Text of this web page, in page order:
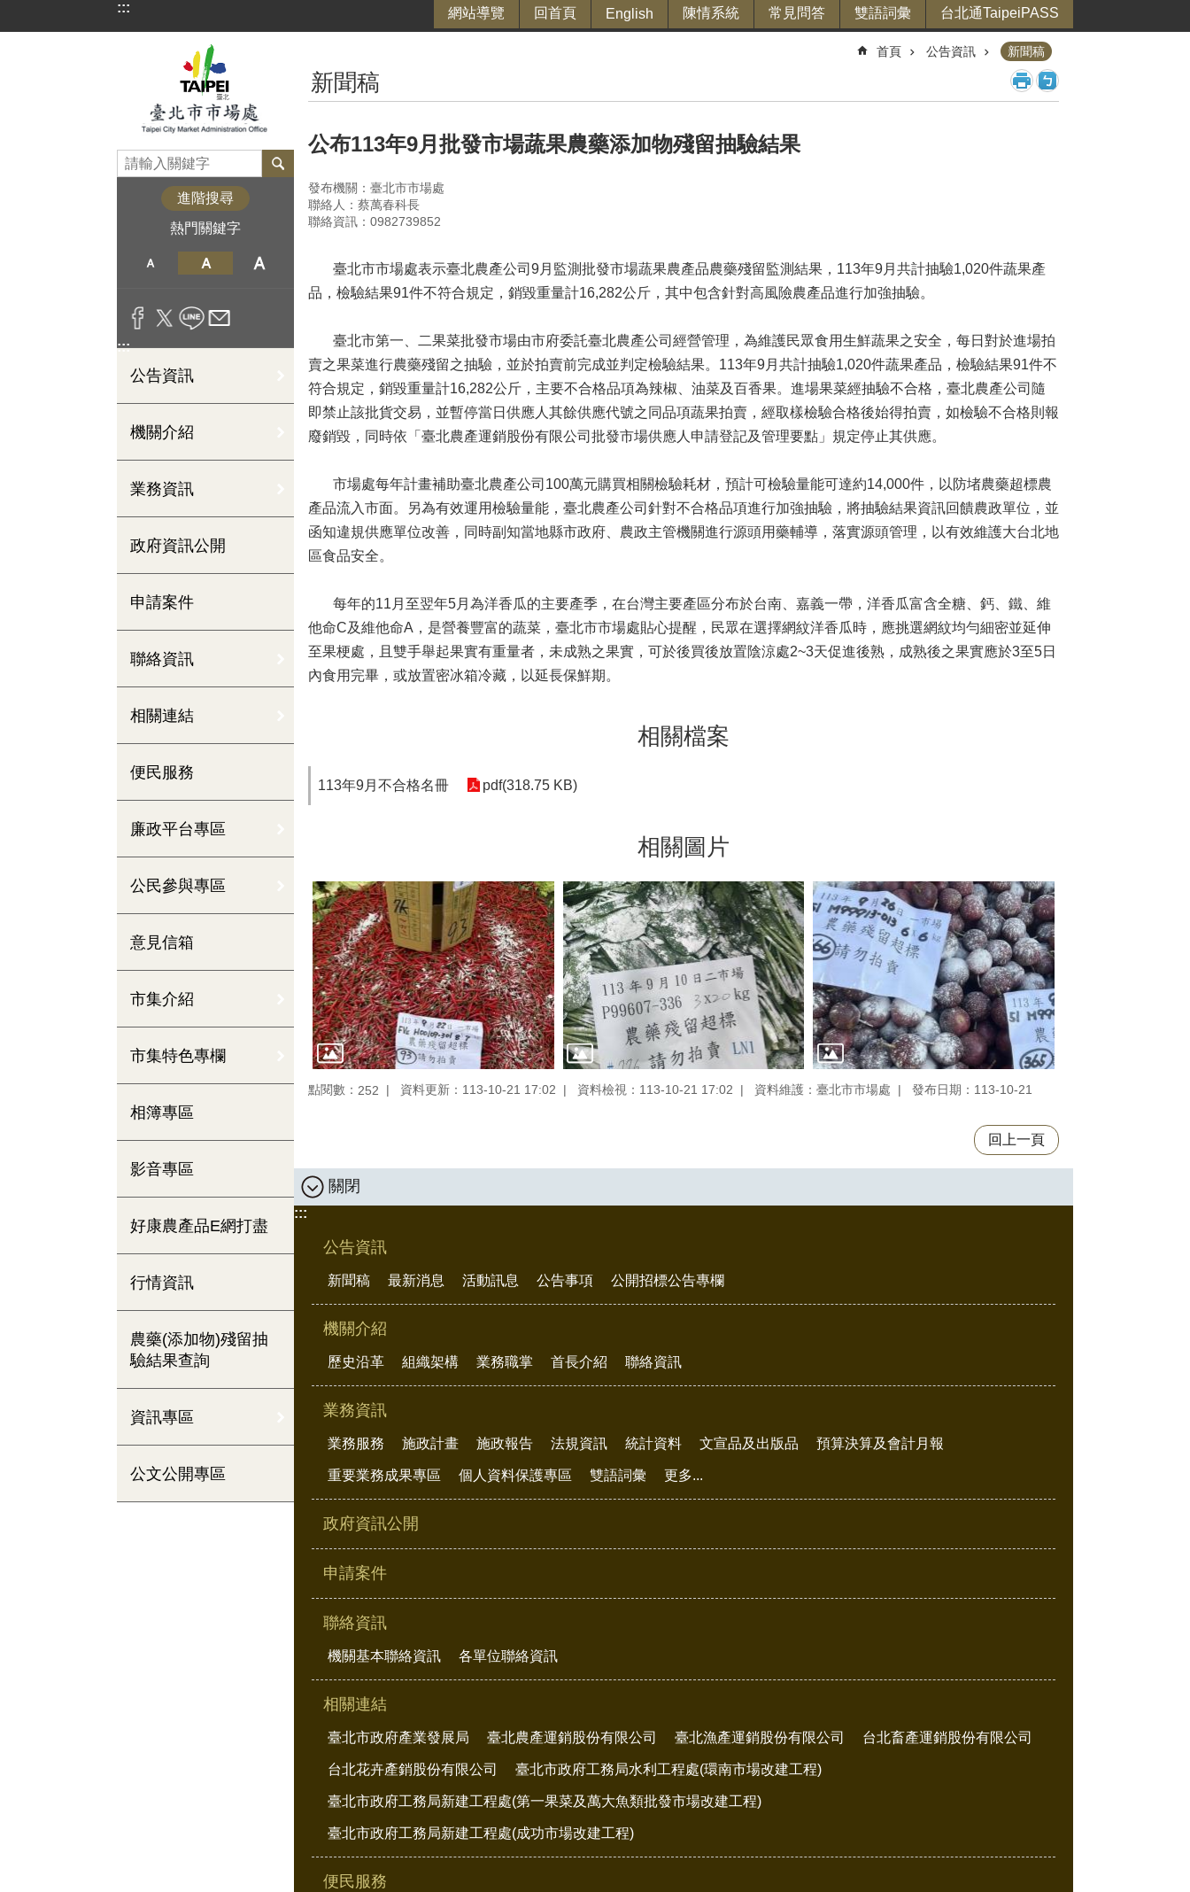
跳到主要內容區塊
::: 網站導覽 回首頁 English 陳情系統 常見問答 雙語詞彙 台北通TaipeiPASS
進階搜尋
熱門關鍵字
:::
公告資訊
機關介紹
業務資訊
政府資訊公開
申請案件
聯絡資訊
相關連結
便民服務
廉政平台專區
公民參與專區
意見信箱
市集介紹
市集特色專欄
相簿專區
影音專區
好康農產品E網打盡
行情資訊
農藥(添加物)殘留抽
驗結果查詢
資訊專區
公文公開專區
首頁 公告資訊 新聞稿
新聞稿
公布113年9月批發市場蔬果農藥添加物殘留抽驗結果
發布機關：臺北市市場處
聯絡人：蔡萬春科長
聯絡資訊：0982739852
臺北市市場處表示臺北農產公司9月監測批發市場蔬果農產品農藥殘留監測結果，113年9月共計抽驗1,020件蔬果產
品，檢驗結果91件不符合規定，銷毀重量計16,282公斤，其中包含針對高風險農產品進行加強抽驗。
臺北市第一、二果菜批發市場由市府委託臺北農產公司經營管理，為維護民眾食用生鮮蔬果之安全，每日對於進場拍
賣之果菜進行農藥殘留之抽驗，並於拍賣前完成並判定檢驗結果。113年9月共計抽驗1,020件蔬果產品，檢驗結果91件不
符合規定，銷毀重量計16,282公斤，主要不合格品項為辣椒、油菜及百香果。進場果菜經抽驗不合格，臺北農產公司隨
即禁止該批貨交易，並暫停當日供應人其餘供應代號之同品項蔬果拍賣，經取樣檢驗合格後始得拍賣，如檢驗不合格則報
廢銷毀，同時依「臺北農產運銷股份有限公司批發市場供應人申請登記及管理要點」規定停止其供應。
市場處每年計畫補助臺北農產公司100萬元購買相關檢驗耗材，預計可檢驗量能可達約14,000件，以防堵農藥超標農
產品流入市面。另為有效運用檢驗量能，臺北農產公司針對不合格品項進行加強抽驗，將抽驗結果資訊回饋農政單位，並
函知違規供應單位改善，同時副知當地縣市政府、農政主管機關進行源頭用藥輔導，落實源頭管理，以有效維護大台北地
區食品安全。
每年的11月至翌年5月為洋香瓜的主要產季，在台灣主要產區分布於台南、嘉義一帶，洋香瓜富含全糖、鈣、鐵、維
他命C及維他命A，是營養豐富的蔬菜，臺北市市場處貼心提醒，民眾在選擇網紋洋香瓜時，應挑選網紋均勻細密並延伸
至果梗處，且雙手舉起果實有重量者，未成熟之果實，可於後買後放置陰涼處2~3天促進後熟，成熟後之果實應於3至5日
內食用完畢，或放置密冰箱冷藏，以延長保鮮期。
相關檔案
113年9月不合格名冊 pdf(318.75 KB)
相關圖片
點閱數： 252 資料更新：113-10-21 17:02 資料檢視：113-10-21 17:02 資料維護：臺北市市場處 發布日期：113-10-21
回上一頁
關閉
:::
公告資訊
新聞稿 最新消息 活動訊息 公告事項 公開招標公告專欄
機關介紹
歷史沿革 組織架構 業務職掌 首長介紹 聯絡資訊
業務資訊
業務服務 施政計畫 施政報告 法規資訊 統計資料 文宣品及出版品 預算決算及會計月報
重要業務成果專區 個人資料保護專區 雙語詞彙 更多...
政府資訊公開
申請案件
聯絡資訊
機關基本聯絡資訊 各單位聯絡資訊
相關連結
臺北市政府產業發展局 臺北農產運銷股份有限公司 臺北漁產運銷股份有限公司 台北畜產運銷股份有限公司
台北花卉產銷股份有限公司 臺北市政府工務局水利工程處(環南市場改建工程)
臺北市政府工務局新建工程處(第一果菜及萬大魚類批發市場改建工程)
臺北市政府工務局新建工程處(成功市場改建工程)
便民服務